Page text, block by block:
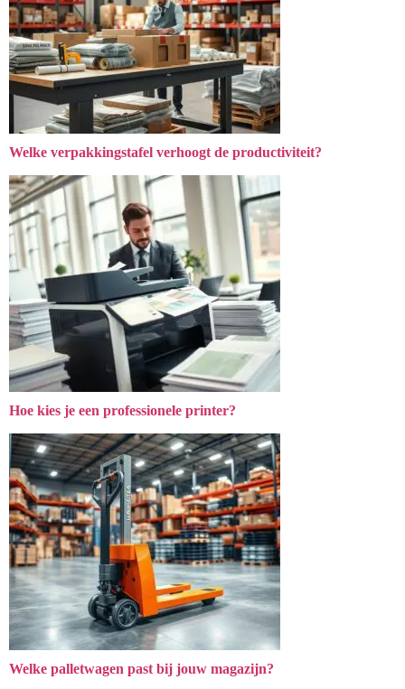
Welke verpakkingstafel verhoogt de productiviteit?
Hoe kies je een professionele printer?
Welke palletwagen past bij jouw magazijn?